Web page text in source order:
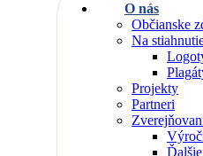
O nás
Občianske
Na
Projekty
Partneri
Ďalšie